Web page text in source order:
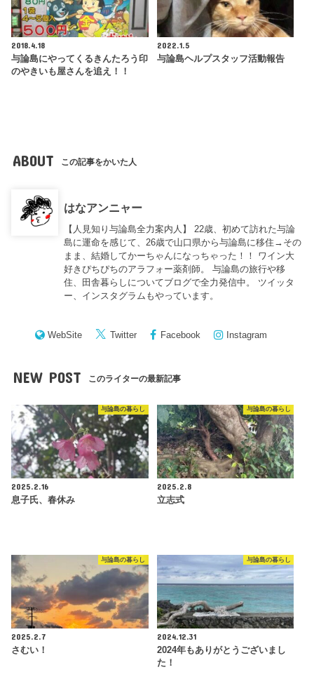
2018.4.18
与論島にやってくるきんたろう印
のやきいも屋さんを追え！！
2022.1.5
与論島ヘルプスタッフ活動報告
ABOUT この記事をかいた人
はなアンニャー
【人見知り与論島全力案内人】 22歳、初めて訪れた与論
島に運命を感じて、26歳で山口県から与論島に移住→その
まま、結婚してかーちゃんになっちゃった！！ ワイン大
好きぴちぴちのアラフォー薬剤師。 与論島の旅行や移
住、田舎暮らしについてブログで全力発信中。 ツイッタ
ー、インスタグラムもやっています。
WebSite Twitter Facebook Instagram
NEW POST このライターの最新記事
与論島の暮らし
2025.2.16
息子氏、春休み
与論島の暮らし
2025.2.8
立志式
与論島の暮らし
2025.2.7
さむい！
与論島の暮らし
2024.12.31
2024年もありがとうございまし
た！